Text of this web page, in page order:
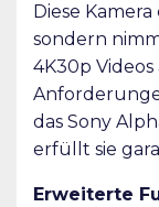
Diese
sondern
4K30p
das Sony
erfüllt sie
Erweiterte